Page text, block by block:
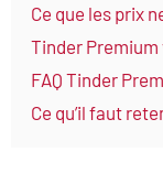
Ce que les prix
Tinder Premium
FAQ Tinder
Ce qu’il faut